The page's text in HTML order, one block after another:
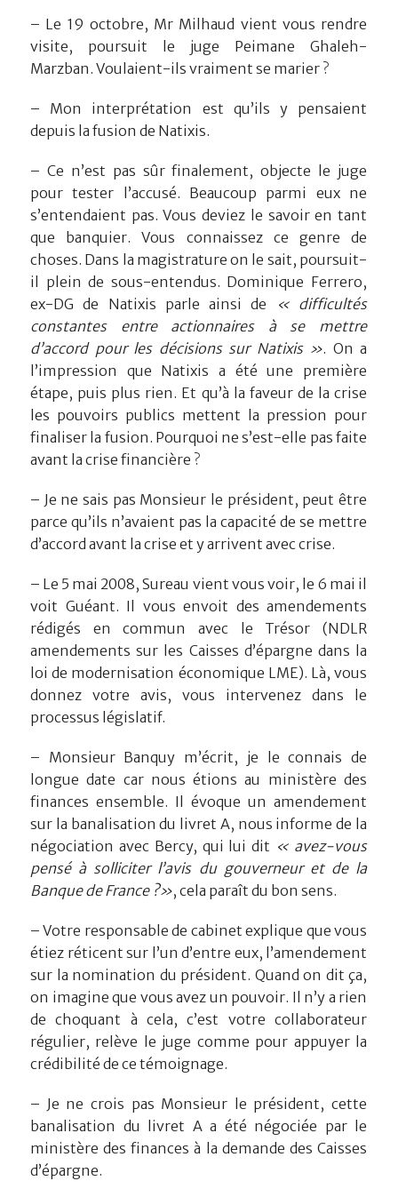
– Le 19 octobre, Mr Milhaud vient vous rendre
visite, poursuit le juge Peimane Ghaleh-
Marzban. Voulaient-ils vraiment se marier ?
– Mon interprétation est qu’ils y pensaient
depuis la fusion de Natixis.
– Ce n’est pas sûr finalement, objecte le juge
pour tester l’accusé. Beaucoup parmi eux ne
s’entendaient pas. Vous deviez le savoir en tant
que banquier. Vous connaissez ce genre de
choses. Dans la magistrature on le sait, poursuit-
il plein de sous-entendus. Dominique Ferrero,
ex-DG de Natixis parle ainsi de
« difficultés
constantes entre actionnaires à se mettre
d’accord pour les décisions sur Natixis ». On a
l’impression que Natixis a été une première
étape, puis plus rien. Et qu’à la faveur de la crise
les pouvoirs publics mettent la pression pour
finaliser la fusion. Pourquoi ne s’est-elle pas faite
avant la crise financière ?
– Je ne sais pas Monsieur le président, peut être
parce qu’ils n’avaient pas la capacité de se mettre
d’accord avant la crise et y arrivent avec crise.
– Le 5 mai 2008, Sureau vient vous voir, le 6 mai il
voit Guéant. Il vous envoit des amendements
rédigés en commun avec le Trésor (NDLR
amendements sur les Caisses d’épargne dans la
loi de modernisation économique LME). Là, vous
donnez votre avis, vous intervenez dans le
processus législatif.
– Monsieur Banquy m’écrit, je le connais de
longue date car nous étions au ministère des
finances ensemble. Il évoque un amendement
sur la banalisation du livret A, nous informe de la
négociation avec Bercy, qui lui dit « avez-vous
pensé à solliciter l’avis du gouverneur et de la
Banque de France ?», cela paraît du bon sens.
– Votre responsable de cabinet explique que vous
étiez réticent sur l’un d’entre eux, l’amendement
sur la nomination du président. Quand on dit ça,
on imagine que vous avez un pouvoir. Il n’y a rien
de choquant à cela, c’est votre collaborateur
régulier, relève le juge comme pour appuyer la
crédibilité de ce témoignage.
– Je ne crois pas Monsieur le président, cette
banalisation du livret A a été négociée par le
ministère des finances à la demande des Caisses
d’épargne.